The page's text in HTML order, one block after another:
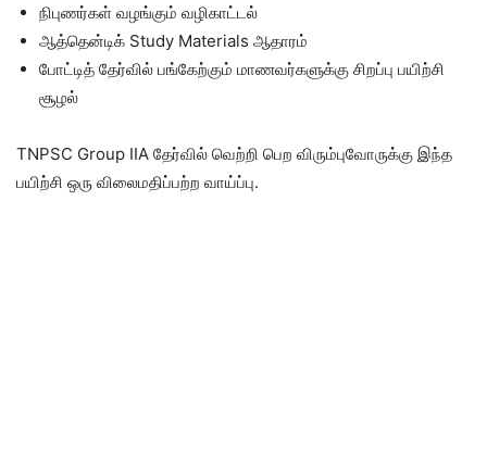
நிபுணர்கள் வழங்கும் வழிகாட்டல்
ஆத்தென்டிக் Study Materials ஆதாரம்
போட்டித் தேர்வில் பங்கேற்கும் மாணவர்களுக்கு சிறப்பு பயிற்சி
சூழல்
TNPSC Group IIA தேர்வில் வெற்றி பெற விரும்புவோருக்கு இந்த
பயிற்சி ஒரு விலைமதிப்பற்ற வாய்ப்பு.